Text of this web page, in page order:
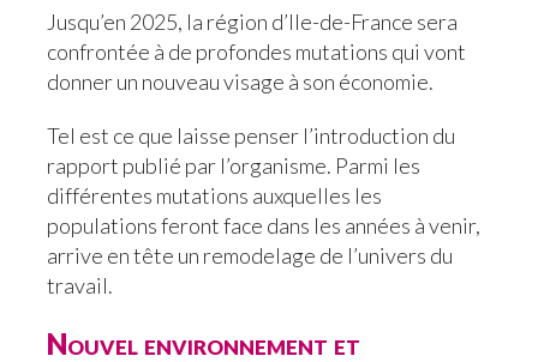
Jusqu’en 2025, la région d’Ile-de-France sera
confrontée à de profondes mutations qui vont
donner un nouveau visage à son économie.
Tel est ce que laisse penser l’introduction du
rapport publié par l’organisme. Parmi les
différentes mutations auxquelles les
populations feront face dans les années à venir,
arrive en tête un remodelage de l’univers du
travail.
Nouvel environnement et